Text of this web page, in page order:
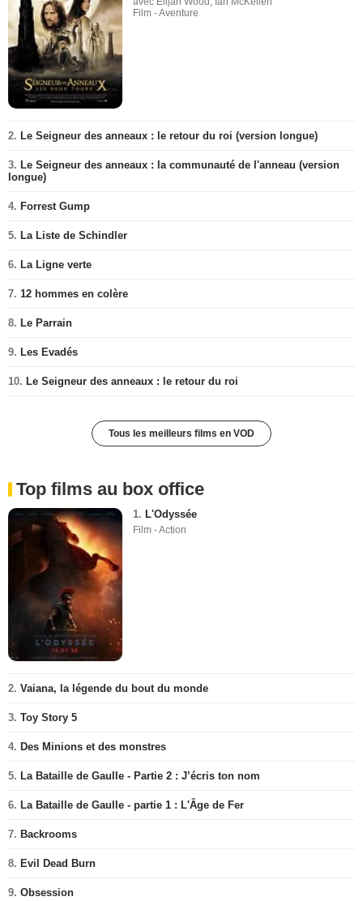
Film - Aventure
2. Le Seigneur des anneaux : le retour du roi (version longue)
3. Le Seigneur des anneaux : la communauté de l'anneau (version
longue)
4. Forrest Gump
5. La Liste de Schindler
6. La Ligne verte
7. 12 hommes en colère
8. Le Parrain
9. Les Evadés
10. Le Seigneur des anneaux : le retour du roi
Tous les meilleurs films en VOD
Top films au box office
1. L'Odyssée
Film - Action
2. Vaiana, la légende du bout du monde
3. Toy Story 5
4. Des Minions et des monstres
5. La Bataille de Gaulle - Partie 2 : J’écris ton nom
6. La Bataille de Gaulle - partie 1 : L'Âge de Fer
7. Backrooms
8. Evil Dead Burn
9. Obsession